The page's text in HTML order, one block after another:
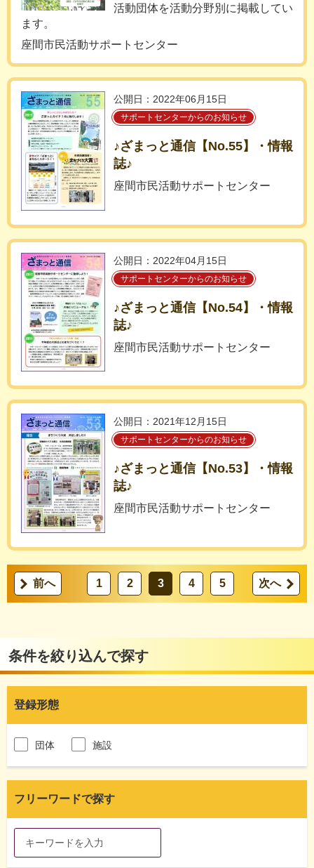
活動団体を活動分野別に掲載してい
ます。
座間市民活動サポートセンター
公開日：2022年06月15日
サポートセンターからのお知らせ
♪ざまっと通信【No.55】・情報
誌♪
座間市民活動サポートセンター
公開日：2022年04月15日
サポートセンターからのお知らせ
♪ざまっと通信【No.54】・情報
誌♪
座間市民活動サポートセンター
公開日：2021年12月15日
サポートセンターからのお知らせ
♪ざまっと通信【No.53】・情報
誌♪
座間市民活動サポートセンター
前へ 1 2 3 4 5 次へ
条件を絞り込んで探す
登録形態
団体 施設
フリーワードで探す